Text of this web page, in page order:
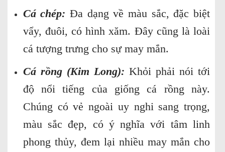
Cá chép: Đa dạng về màu sắc, đặc biệt
vẩy, đuôi, có hình xăm. Đây cũng là loài
cá tượng trưng cho sự may mắn.
Cá rồng (Kim Long): Khỏi phải nói tới
độ nổi tiếng của giống cá rồng này.
Chúng có vẻ ngoài uy nghi sang trọng,
màu sắc đẹp, có ý nghĩa với tâm linh
phong thủy, đem lại nhiều may mắn cho